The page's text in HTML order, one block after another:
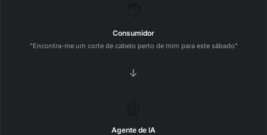
Consumidor
"Encontra-me um corte de cabelo perto de mim para este sábado"
→
Agente de IA